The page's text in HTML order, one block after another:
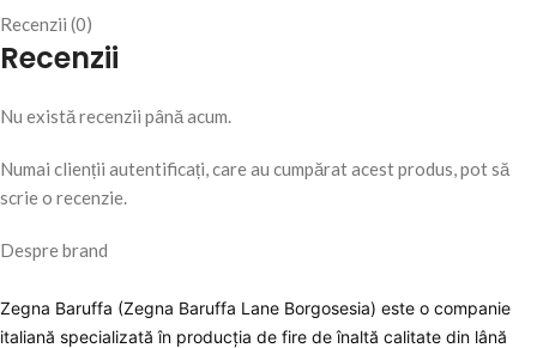
Recenzii (0)
Recenzii
Nu există recenzii până acum.
Numai clienții autentificați, care au cumpărat acest produs, pot să
scrie o recenzie.
Despre brand
Zegna Baruffa (Zegna Baruffa Lane Borgosesia) este o companie
italiană specializată în producția de fire de înaltă calitate din lână